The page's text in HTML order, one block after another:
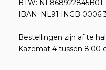
BTW: NL868922845B01
IBAN: NL91 INGB 0006
Bestellingen zijn af te
Kazemat 4 tussen 8:00